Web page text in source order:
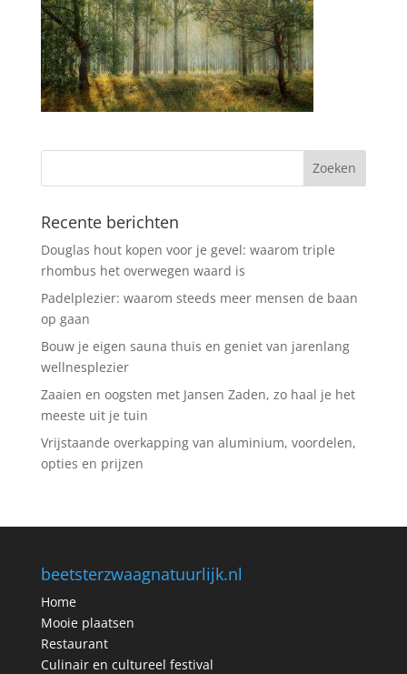
Recente berichten
Douglas hout kopen voor je gevel: waarom triple
rhombus het overwegen waard is
Padelplezier: waarom steeds meer mensen de baan
op gaan
Bouw je eigen sauna thuis en geniet van jarenlang
wellnesplezier
Zaaien en oogsten met Jansen Zaden, zo haal je het
meeste uit je tuin
Vrijstaande overkapping van aluminium, voordelen,
opties en prijzen
beetsterzwaagnatuurlijk.nl
Home
Mooie plaatsen
Restaurant
Culinair en cultureel festival